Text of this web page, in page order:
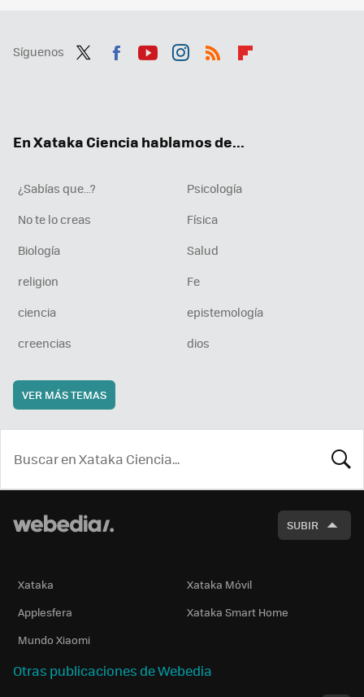
Síguenos
En Xataka Ciencia hablamos de...
¿Sabías que...?
Psicología
No te lo creas
Física
Biología
Salud
religion
Fe
ciencia
epistemología
creencias
dios
VER MÁS TEMAS
SUBIR
Xataka
Xataka Móvil
Applesfera
Xataka Smart Home
Mundo Xiaomi
Otras publicaciones de Webedia